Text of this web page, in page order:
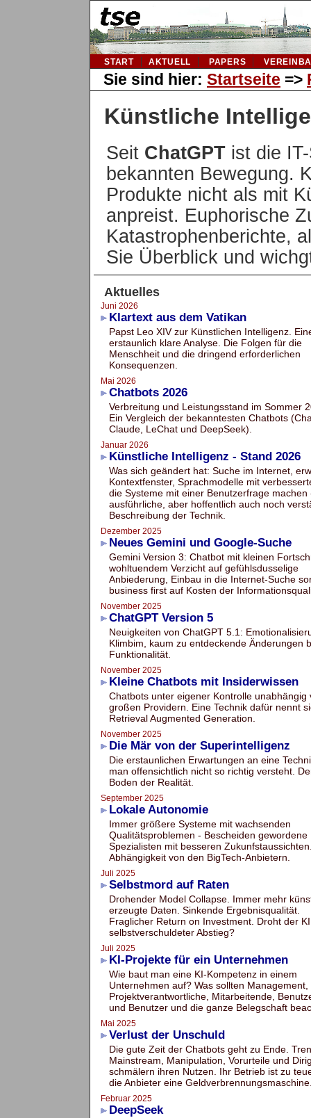
START AKTUELL PAPERS
Sie sind hier: Startseite =>
Künstliche
Seit ChatGPT ist die
bekannten Bewegung.
Produkte nicht als mit
anpreist. Euphorische
Katastrophenberichte,
Sie Überblick und
Aktuelles
Juni 2026
Klartext aus dem Vatikan
Papst Leo XIV zur Künstlichen Intelligenz.
erstaunlich klare Analyse. Die Folgen für die
Menschheit und die dringend erforderlichen
Konsequenzen.
Mai 2026
Chatbots 2026
Verbreitung und Leistungsstand im Sommer
Ein Vergleich der bekanntesten Chatbots
Claude, LeChat und DeepSeek).
Januar 2026
Künstliche Intelligenz - Stand 2026
Was sich geändert hat: Suche im Internet,
Kontextfenster, Sprachmodelle mit
die Systeme mit einer Benutzerfrage machen
ausführliche, aber hoffentlich auch noch
Beschreibung der Technik.
Dezember 2025
Neues Gemini und Google-Suche
Gemini Version 3: Chatbot mit kleinen
wohltuendem Verzicht auf gefühlsdusselige
Anbiederung, Einbau in die Internet-Suche
business first auf Kosten der
November 2025
ChatGPT Version 5
Neuigkeiten von ChatGPT 5.1:
Klimbim, kaum zu entdeckende Änderungen
Funktionalität.
November 2025
Kleine Chatbots mit Insiderwissen
Chatbots unter eigener Kontrolle unabhängig
großen Providern. Eine Technik dafür nennt
Retrieval Augmented Generation.
November 2025
Die Mär von der Superintelligenz
Die erstaunlichen Erwartungen an eine
man offensichtlich nicht so richtig versteht.
Boden der Realität.
September 2025
Lokale Autonomie
Immer größere Systeme mit wachsenden
Qualitätsproblemen - Bescheiden gewordene
Spezialisten mit besseren
Abhängigkeit von den BigTech-Anbietern.
Juli 2025
Selbstmord auf Raten
Drohender Model Collapse. Immer mehr
erzeugte Daten. Sinkende Ergebnisqualität.
Fraglicher Return on Investment. Droht der
selbstverschuldeter Abstieg?
Juli 2025
KI-Projekte für ein Unternehmen
Wie baut man eine KI-Kompetenz in einem
Unternehmen auf? Was sollten Management,
Projektverantwortliche, Mitarbeitende,
und Benutzer und die ganze Belegschaft
Mai 2025
Verlust der Unschuld
Die gute Zeit der Chatbots geht zu Ende.
Mainstream, Manipulation, Vorurteile und
schmälern ihren Nutzen. Ihr Betrieb ist zu
die Anbieter eine
Februar 2025
DeepSeek